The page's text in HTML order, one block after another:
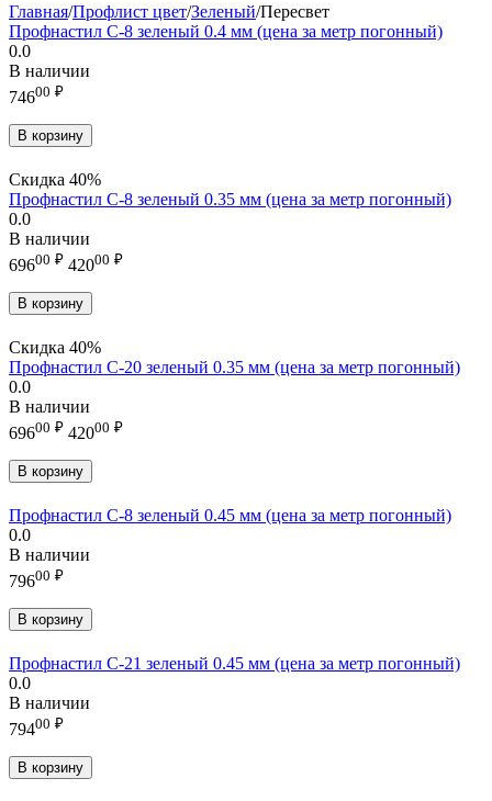
Главная/Профлист цвет/Зеленый/Пересвет
Профнастил С-8 зеленый 0.4 мм (цена за метр погонный)
0.0
В наличии
74600 ₽
В корзину
Скидка 40%
Профнастил С-8 зеленый 0.35 мм (цена за метр погонный)
0.0
В наличии
69600 ₽ 42000 ₽
В корзину
Скидка 40%
Профнастил С-20 зеленый 0.35 мм (цена за метр погонный)
0.0
В наличии
69600 ₽ 42000 ₽
В корзину
Профнастил С-8 зеленый 0.45 мм (цена за метр погонный)
0.0
В наличии
79600 ₽
В корзину
Профнастил С-21 зеленый 0.45 мм (цена за метр погонный)
0.0
В наличии
79400 ₽
В корзину